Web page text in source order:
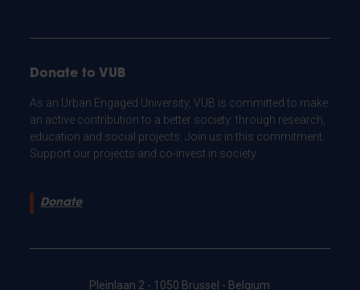
Donate to VUB
As an Urban Engaged University, VUB is committed to make
an active contribution to a better society: through research,
education and social projects. Join us in this commitment.
Support our projects and co-invest in society.
Donate
Pleinlaan 2 - 1050 Brussel - Belgium